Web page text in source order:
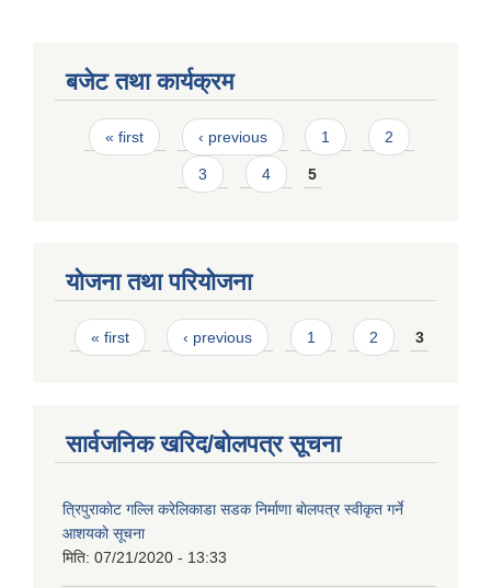
बजेट तथा कार्यक्रम
Pages
« first ‹ previous 1 2
3 4 5
योजना तथा परियोजना
Pages
« first ‹ previous 1 2 3
सार्वजनिक खरिद/बोलपत्र सूचना
त्रिपुराकाेट गल्लि करेलिकाडा सडक निर्माणा बाेलपत्र स्वीकृत गर्ने
आशयकाे सूचना
मिति: 07/21/2020 - 13:33